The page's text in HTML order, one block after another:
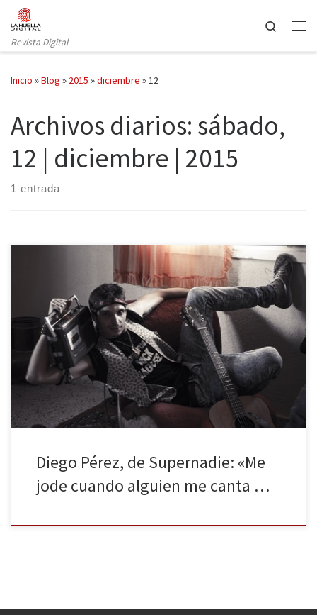
Saltar al contenido
Revista Digital
Search
Inicio »Blog » 2015 »diciembre »12
Archivos diarios: sábado,
12 | diciembre | 2015
1 entrada
Diego Pérez es el cantante y guitarrista de Supernadie. Mira a los
ojos cuando habla y apenas duda en las respuestas. A sus 25 años
tiene muy claras algunas cosas. Es honesto, fiel, dice no cortarse
“ni con cristales” y ama el rock and roll. El 14 de diciembre sale
[…]
Diego Pérez, de Supernadie: «Me
jode cuando alguien me canta …